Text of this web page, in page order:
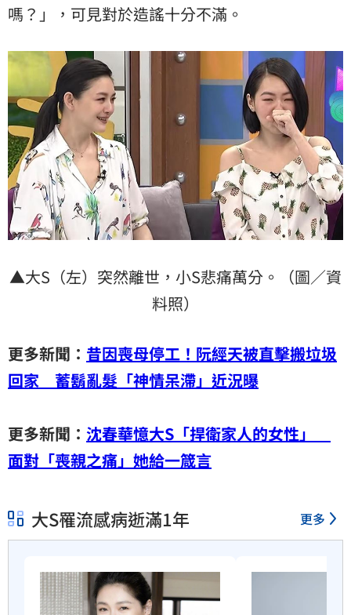
嗎？」，可見對於造謠十分不滿。
▲大S（左）突然離世，小S悲痛萬分。（圖／資
料照）
更多新聞： 昔因喪母停工！阮經天被直擊搬垃圾
回家 蓄鬍亂髮「神情呆滯」近況曝
更多新聞： 沈春華憶大S「捍衛家人的女性」
面對「喪親之痛」她給一箴言
大S罹流感病逝滿1年 更多